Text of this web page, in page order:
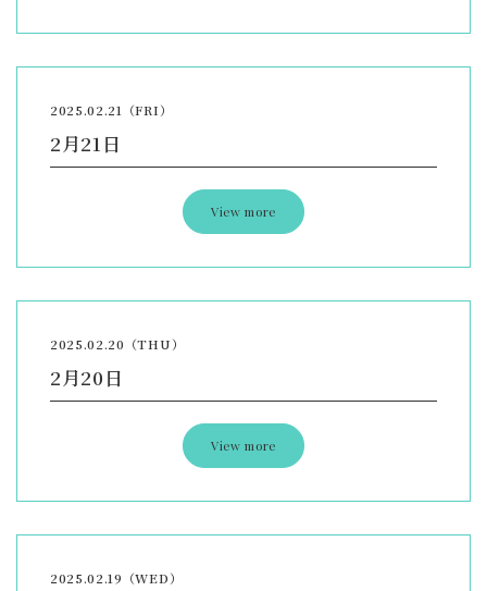
2025.02.21（FRI）
2月21日
View more
2025.02.20（THU）
2月20日
View more
2025.02.19（WED）